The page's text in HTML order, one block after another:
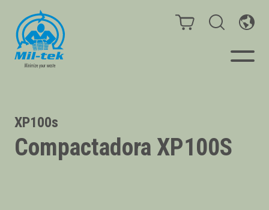
Consumibles
XP100s
Compactadora XP100S